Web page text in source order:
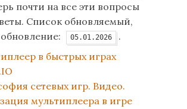
почти на все эти вопросы
Список обновляемый,
05.01.2026
.
в быстрых играх
сетевых игр. Видео.
мультиплеера в игре